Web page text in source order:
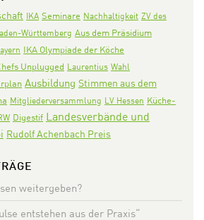
IKA Seminare Nachhaltigkeit ZV des
Württemberg Aus dem Präsidium
IKA Olympiade der Köche
Unplugged Laurentius Wahl
Ausbildung Stimmen aus dem
Mitgliederversammlung LV Hessen Küche-
Digestif Landesverbände und
Rudolf Achenbach Preis
weitergeben?
entstehen aus der Praxis“